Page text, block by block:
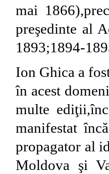
mai
preşedinte al
1893;1894-
Ion Ghica a
în acest
multe
manifestat
propagator al
Moldova şi